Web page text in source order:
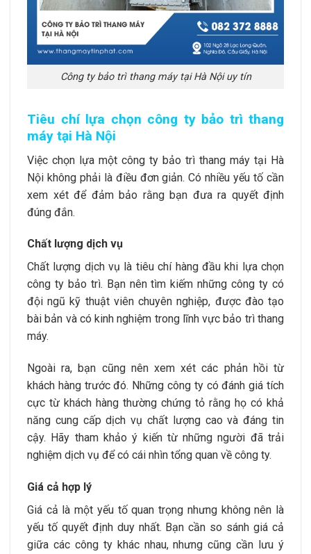
Công ty bảo trì thang máy tại Hà Nội uy tín
Tiêu chí lựa chọn công ty bảo trì thang
máy tại Hà Nội
Việc chọn lựa một công ty bảo trì thang máy tại Hà
Nội không phải là điều đơn giản. Có nhiều yếu tố cần
xem xét để đảm bảo rằng bạn đưa ra quyết định
đúng đắn.
Chất lượng dịch vụ
Chất lượng dịch vụ là tiêu chí hàng đầu khi lựa chọn
công ty bảo trì. Bạn nên tìm kiếm những công ty có
đội ngũ kỹ thuật viên chuyên nghiệp, được đào tạo
bài bản và có kinh nghiệm trong lĩnh vực bảo trì thang
máy.
Ngoài ra, bạn cũng nên xem xét các phản hồi từ
khách hàng trước đó. Những công ty có đánh giá tích
cực từ khách hàng thường chứng tỏ rằng họ có khả
năng cung cấp dịch vụ chất lượng cao và đáng tin
cậy. Hãy tham khảo ý kiến từ những người đã trải
nghiệm dịch vụ để có cái nhìn tổng quan về công ty.
Giá cả hợp lý
Giá cả là một yếu tố quan trọng nhưng không nên là
yếu tố quyết định duy nhất. Bạn cần so sánh giá cả
giữa các công ty khác nhau, nhưng cũng cần lưu ý